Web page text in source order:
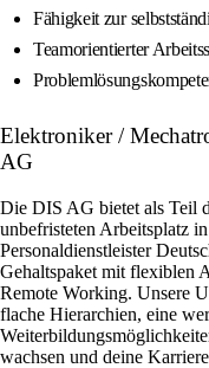
Fähigkeit zur
Teamorientierter
Elektroniker /
AG
Die DIS AG bietet als Teil
unbefristeten Arbeitsplatz
Personaldienstleister
Gehaltspaket mit flexiblen
Remote Working. Unsere
flache Hierarchien, eine
wachsen und deine